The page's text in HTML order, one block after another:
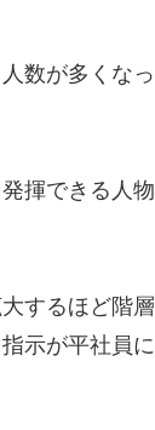
数が多くな
揮できる人
するほど階
示が平社員